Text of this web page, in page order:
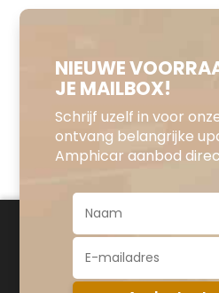
NIEUWE
JE MAILBOX!
Schrijf uzelf in voor
ontvang belangrijke
Amphicar aanbod